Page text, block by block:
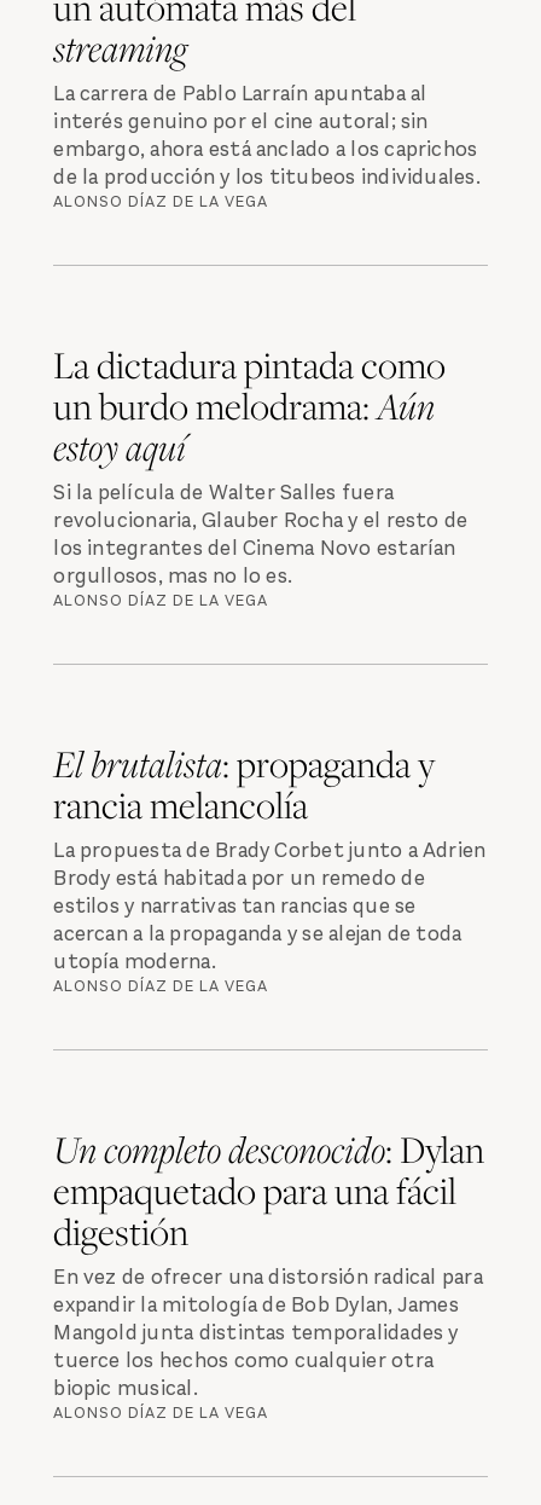
streaming
La carrera de Pablo Larraín apuntaba al
interés genuino por el cine autoral; sin
embargo, ahora está anclado a los caprichos
de la producción y los titubeos individuales.
ALONSO DÍAZ DE LA VEGA
La dictadura pintada como
un burdo melodrama:Aún
estoy aquí
Si la película de Walter Salles fuera
revolucionaria, Glauber Rocha y el resto de
los integrantes del Cinema Novo estarían
orgullosos, mas no lo es.
ALONSO DÍAZ DE LA VEGA
El brutalista: propaganda y
rancia melancolía
La propuesta de Brady Corbet junto a Adrien
Brody está habitada por un remedo de
estilos y narrativas tan rancias que se
acercan a la propaganda y se alejan de toda
utopía moderna.
ALONSO DÍAZ DE LA VEGA
Un completo desconocido: Dylan
empaquetado para una fácil
digestión
En vez de ofrecer una distorsión radical para
expandir la mitología de Bob Dylan, James
Mangold junta distintas temporalidades y
tuerce los hechos como cualquier otra
biopic musical.
ALONSO DÍAZ DE LA VEGA